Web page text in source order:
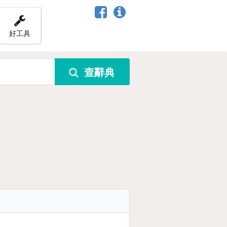
好工具
查辭典